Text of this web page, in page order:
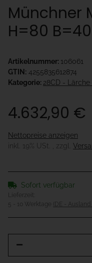
Münchner
H=80
Artikelnummer: 106061
GTIN: 4255835612874
Kategorie: 28CD -
4.632,90 €
Nettopreise anzeigen
inkl. 19% USt. , zzgl.
Sofort verfügbar
Lieferzeit:
5 - 10 Werktage
(DE -